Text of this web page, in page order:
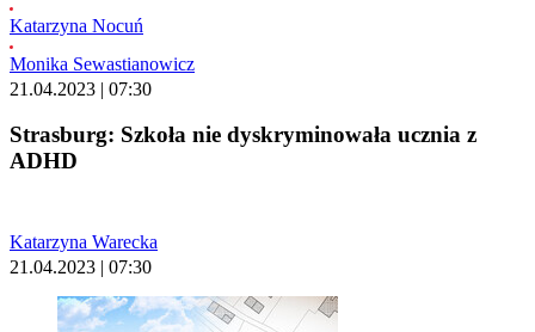
Katarzyna Nocuń
Monika Sewastianowicz
21.04.2023 | 07:30
Strasburg: Szkoła nie dyskryminowała ucznia z
ADHD
Katarzyna Warecka
21.04.2023 | 07:30